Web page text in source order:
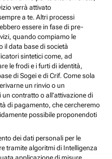
verrà attivato
a te. Altri processi
essere in fase di pre-
quando compiamo le
il data base di società
sintetici come, ad
le frodi e i furti di identità,
di Sogei e di Crif. Come sola
un rinvio o un
contratto o all’attivazione di
di pagamento, che cercheremo
possibile proponendoti
dei dati personali per le
tramite algoritmi di Intelligenza